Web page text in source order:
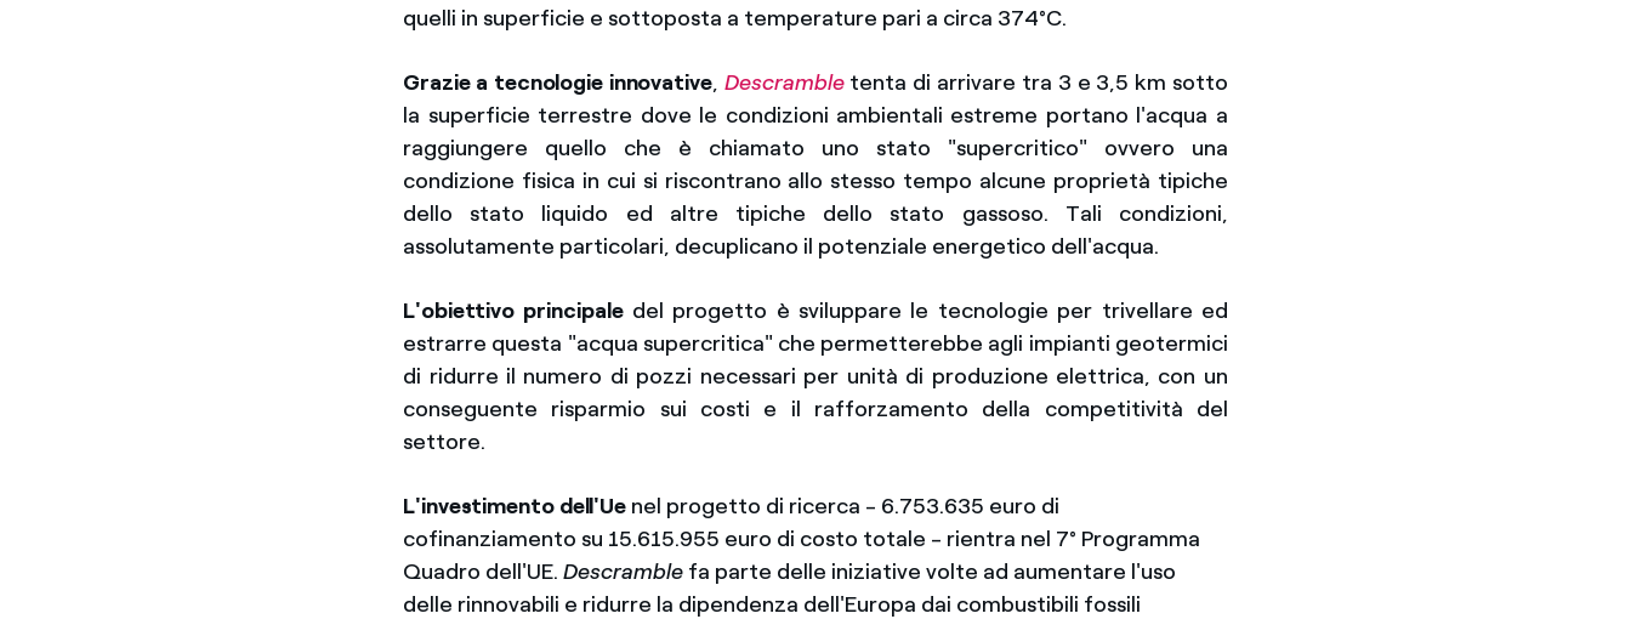
quelli in superficie e sottoposta a temperature pari a circa 374°C.
Grazie a tecnologie innovative, Descrambletenta di arrivare tra 3 e 3,5 km sotto
la superficie terrestre dove le condizioni ambientali estreme portano l'acqua a
raggiungere quello che è chiamato uno stato "supercritico" ovvero una
condizione fisica in cui si riscontrano allo stesso tempo alcune proprietà tipiche
dello stato liquido ed altre tipiche dello stato gassoso. Tali condizioni,
assolutamente particolari, decuplicano il potenziale energetico dell'acqua.
L'obiettivo principale del progetto è sviluppare le tecnologie per trivellare ed
estrarre questa "acqua supercritica" che permetterebbe agli impianti geotermici
di ridurre il numero di pozzi necessari per unità di produzione elettrica, con un
conseguente risparmio sui costi e il rafforzamento della competitività del
settore.
L'investimento dell'Ue nel progetto di ricerca - 6.753.635 euro di
cofinanziamento su 15.615.955 euro di costo totale - rientra nel 7° Programma
Quadro dell'UE.Descramble fa parte delle iniziative volte ad aumentare l'uso
delle rinnovabili e ridurre la dipendenza dell'Europa dai combustibili fossili